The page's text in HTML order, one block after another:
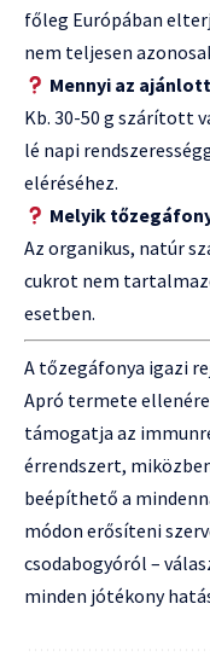
főleg Európában
nem teljesen
Mennyi az
Kb. 30-50 g szárított
lé napi
eléréséhez.
Melyik
Az organikus, natúr
cukrot nem
esetben.
A tőzegáfonya igazi
Apró termete
támogatja az
érrendszert,
beépíthető a
módon erősíteni
csodabogyóról –
minden jótékony